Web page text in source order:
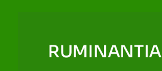
RUMINANTIA